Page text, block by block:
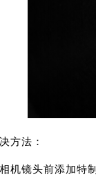
法：
镜头前添加特制